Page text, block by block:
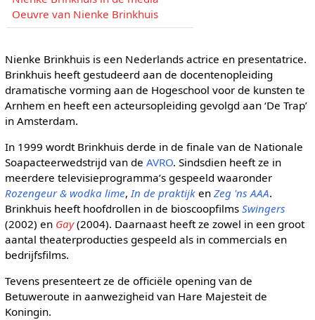
Oeuvre van Nienke Brinkhuis
Nienke Brinkhuis is een Nederlands actrice en presentatrice.
Brinkhuis heeft gestudeerd aan de docentenopleiding
dramatische vorming aan de Hogeschool voor de kunsten te
Arnhem en heeft een acteursopleiding gevolgd aan ‘De Trap’
in Amsterdam.
In 1999 wordt Brinkhuis derde in de finale van de Nationale
Soapacteerwedstrijd van de AVRO. Sindsdien heeft ze in
meerdere televisieprogramma’s gespeeld waaronder
Rozengeur & wodka lime,In de praktijken Zeg 'ns AAA.
Brinkhuis heeft hoofdrollen in de bioscoopfilms Swingers
(2002) en Gay(2004). Daarnaast heeft ze zowel in een groot
aantal theaterproducties gespeeld als in commercials en
bedrijfsfilms.
Tevens presenteert ze de officiële opening van de
Betuweroute in aanwezigheid van Hare Majesteit de
Koningin.